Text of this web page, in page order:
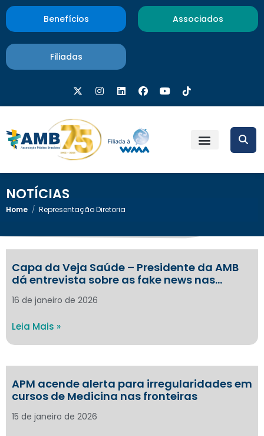
Benefícios Associados
Filiadas
NOTÍCIAS
Home / Representação Diretoria
Capa da Veja Saúde – Presidente da AMB
dá entrevista sobre as fake news nas…
16 de janeiro de 2026
Leia Mais »
APM acende alerta para irregularidades em
cursos de Medicina nas fronteiras
15 de janeiro de 2026